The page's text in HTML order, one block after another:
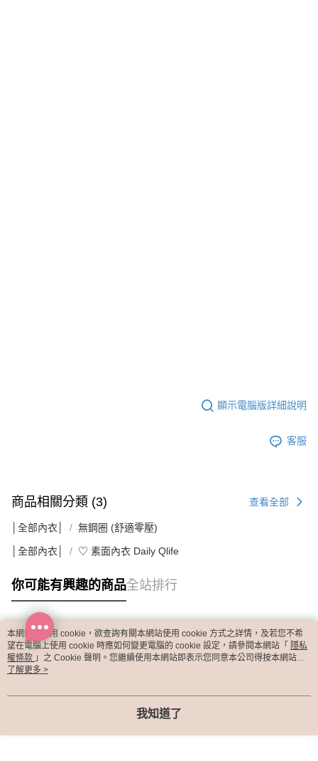
顯示電腦版詳細說明
客服
商品相關分類 (3) 查看全部
│全部內衣│ 無鋼圈 (舒適零壓)
│全部內衣│ ♡ 素面內衣 Daily Qlife
你可能有興趣的商品全站排行
熱門標籤
本網站中使用 cookie，欲查詢有關本網站使用 cookie 方式之詳情，及若您不希
望在電腦上使用 cookie 時應如何變更電腦的 cookie 設定，請參閱本網站「 隱私
權條款 」之 Cookie 聲明。您繼續使用本網站即表示您同意本公司得按本網站使
用條款之 Cookie 聲明使用 cookie。
了解更多 >
我知道了